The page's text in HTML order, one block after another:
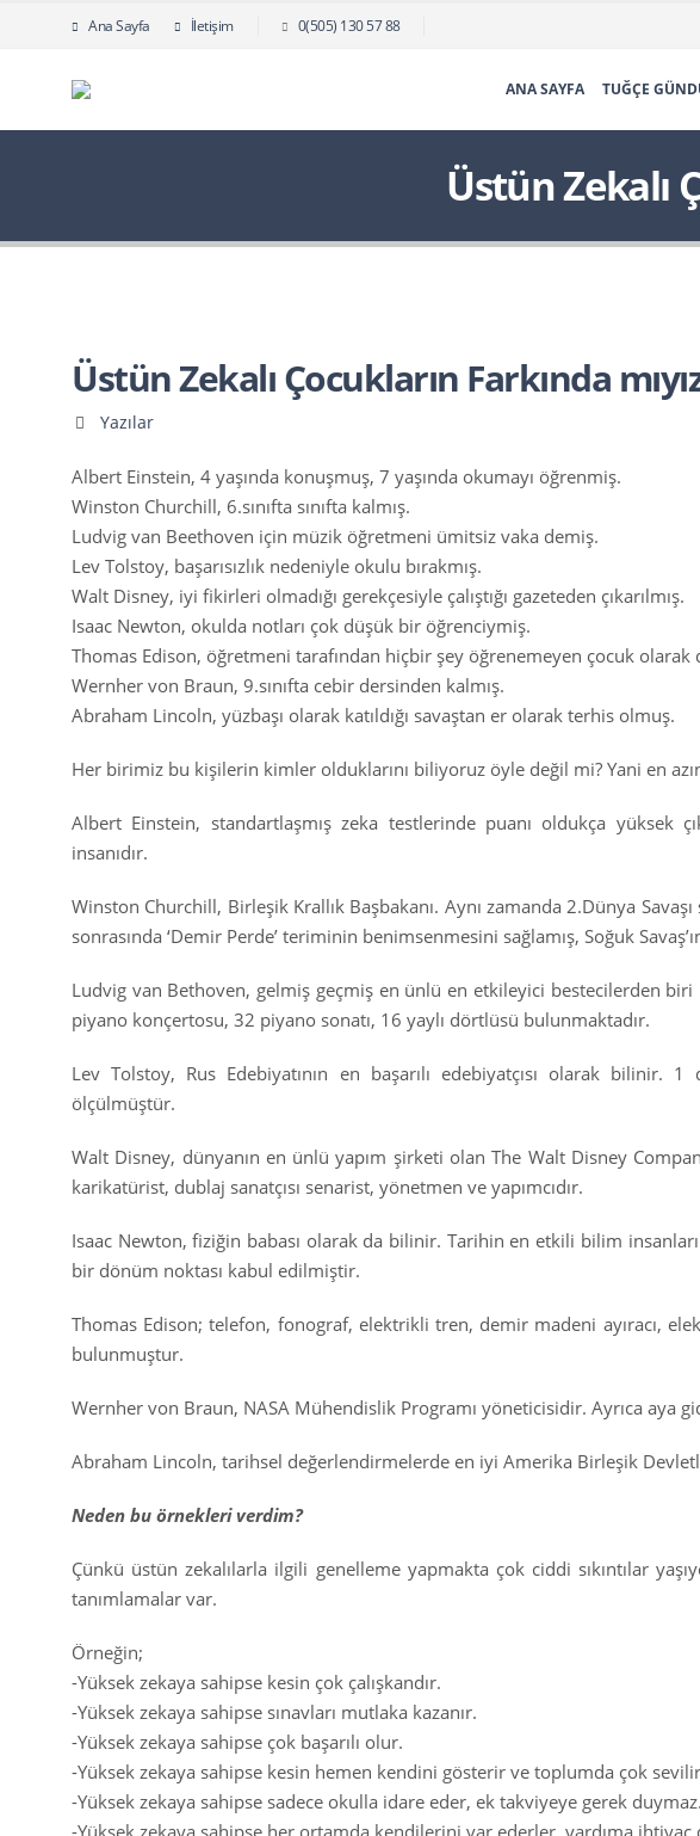
Ana Sayfa İletişim 0(505) 130 57 88
ANA SAYFA TUĞÇE
Üstün Zekalı
Üstün Zekalı Çocukların Farkında
Yazılar
Albert Einstein, 4 yaşında konuşmuş, 7 yaşında okumayı öğrenmiş.
Winston Churchill, 6.sınıfta sınıfta kalmış.
Ludvig van Beethoven için müzik öğretmeni ümitsiz vaka demiş.
Lev Tolstoy, başarısızlık nedeniyle okulu bırakmış.
Walt Disney, iyi fikirleri olmadığı gerekçesiyle çalıştığı gazeteden çıkarılmış.
Isaac Newton, okulda notları çok düşük bir öğrenciymiş.
Thomas Edison, öğretmeni tarafından hiçbir şey öğrenemeyen çocuk
Wernher von Braun, 9.sınıfta cebir dersinden kalmış.
Abraham Lincoln, yüzbaşı olarak katıldığı savaştan er olarak terhis olmuş.
Her birimiz bu kişilerin kimler olduklarını biliyoruz öyle değil mi? Yani en
Albert Einstein, standartlaşmış zeka testlerinde puanı oldukça yüksek
insanıdır.
Winston Churchill, Birleşik Krallık Başbakanı. Aynı zamanda 2.Dünya Savaşı
sonrasında ‘Demir Perde’ teriminin benimsenmesini sağlamış, Soğuk
Ludvig van Bethoven, gelmiş geçmiş en ünlü en etkileyici bestecilerden
piyano konçertosu, 32 piyano sonatı, 16 yaylı dörtlüsü bulunmaktadır.
Lev Tolstoy, Rus Edebiyatının en başarılı edebiyatçısı olarak bilinir. 1
ölçülmüştür.
Walt Disney, dünyanın en ünlü yapım şirketi olan The Walt Disney
karikatürist, dublaj sanatçısı senarist, yönetmen ve yapımcıdır.
Isaac Newton, fiziğin babası olarak da bilinir. Tarihin en etkili bilim
bir dönüm noktası kabul edilmiştir.
Thomas Edison; telefon, fonograf, elektrikli tren, demir madeni ayıracı,
bulunmuştur.
Wernher von Braun, NASA Mühendislik Programı yöneticisidir. Ayrıca aya
Abraham Lincoln, tarihsel değerlendirmelerde en iyi Amerika Birleşik
Neden bu örnekleri verdim?
Çünkü üstün zekalılarla ilgili genelleme yapmakta çok ciddi sıkıntılar
tanımlamalar var.
Örneğin;
-Yüksek zekaya sahipse kesin çok çalışkandır.
-Yüksek zekaya sahipse sınavları mutlaka kazanır.
-Yüksek zekaya sahipse çok başarılı olur.
-Yüksek zekaya sahipse kesin hemen kendini gösterir ve toplumda çok
-Yüksek zekaya sahipse sadece okulla idare eder, ek takviyeye gerek duymaz.
-Yüksek zekaya sahipse her ortamda kendilerini var ederler, yardıma ihtiyaç